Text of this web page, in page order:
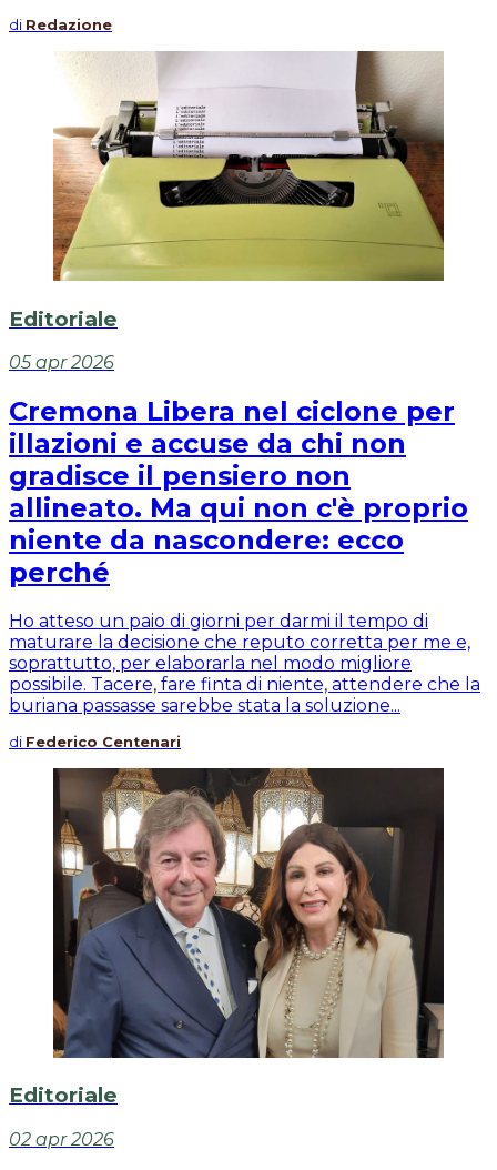
di Redazione
Editoriale
05 apr 2026
Cremona Libera nel ciclone per
illazioni e accuse da chi non
gradisce il pensiero non
allineato. Ma qui non c'è proprio
niente da nascondere: ecco
perché
Ho atteso un paio di giorni per darmi il tempo di
maturare la decisione che reputo corretta per me e,
soprattutto, per elaborarla nel modo migliore
possibile. Tacere, fare finta di niente, attendere che la
buriana passasse sarebbe stata la soluzione...
di Federico Centenari
Editoriale
02 apr 2026